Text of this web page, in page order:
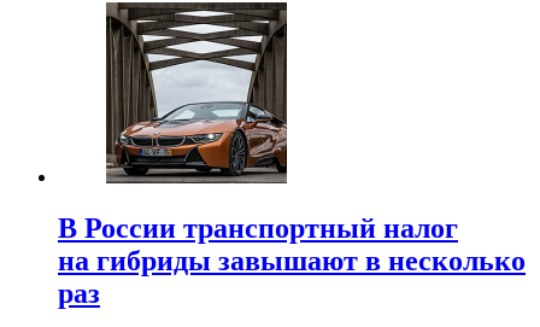
В России транспортный налог
на гибриды завышают в несколько
раз